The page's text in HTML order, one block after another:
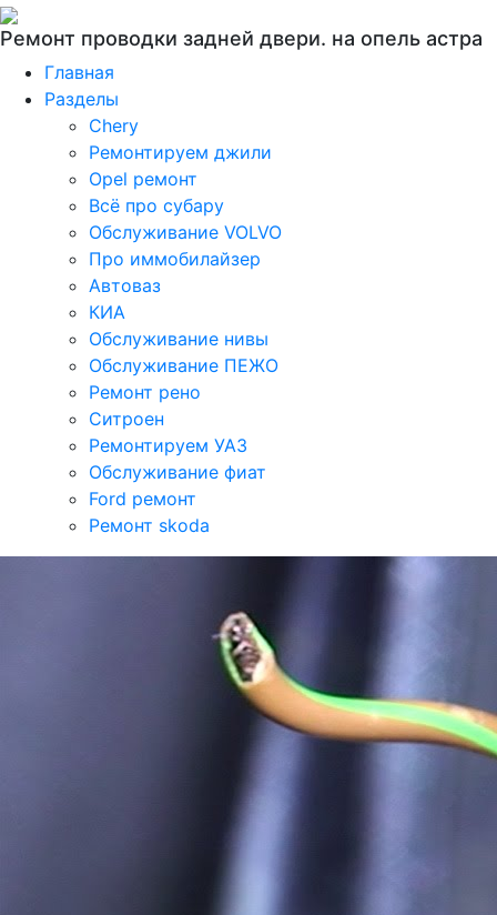
Ремонт проводки задней двери. на опель астра
Главная
Разделы
Chery
Ремонтируем джили
Opel ремонт
Всё про субару
Обслуживание VOLVO
Про иммобилайзер
Автоваз
КИА
Обслуживание нивы
Обслуживание ПЕЖО
Ремонт рено
Ситроен
Ремонтируем УАЗ
Обслуживание фиат
Ford ремонт
Ремонт skoda